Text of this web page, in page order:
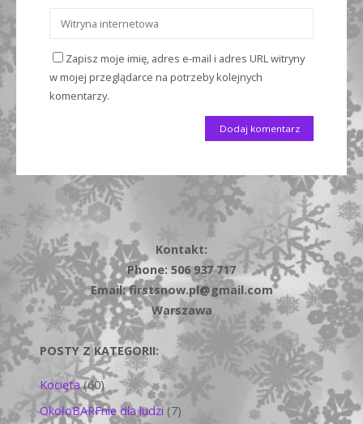
Zapisz moje imię, adres e-mail i adres URL witryny
w mojej przeglądarce na potrzeby kolejnych
komentarzy.
Kontakt:
Phone: 506 937 717
Email: firstsnow.pl@gmail.com
Warszawa
POSTY Z KATEGORII:
Kocięta(60)
OkołoBARFnie dla ludzi (7)